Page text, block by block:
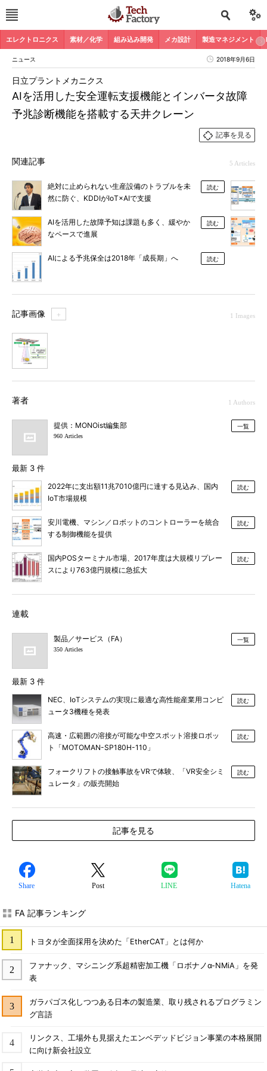
エレクトロニクス 素材／化学 組み込み開発 メカ設計 製造マネジメント
ニュース 2018年9月6日
AIを活用した安全運転支援機能とインバータ故障
予兆診断機能を搭載する天井クレーン
日立プラントメカニクス
記事を見る
関連記事 5 Articles
絶対に止められない生産設備のトラブルを未
然に防ぐ、KDDIがIoT×AIで支援
読む
AIを活用した故障予知は課題も多く、緩やか
なペースで進展
読む
AIによる予兆保全は2018年「成長期」へ 読む
記事画像 ＋ 1 Images
著者 1 Authors
提供：MONOist編集部
960 Articles
一覧
最新 3 件
2022年に支出額11兆7010億円に達する見込み、国内
IoT市場規模
読む
安川電機、マシン／ロボットのコントローラーを統合
する制御機能を提供
読む
国内POSターミナル市場、2017年度は大規模リプレー
スにより763億円規模に急拡大
読む
連載
製品／サービス（FA）
350 Articles
一覧
最新 3 件
NEC、IoTシステムの実現に最適な高性能産業用コンピ
ュータ3機種を発表
読む
高速・広範囲の溶接が可能な中空スポット溶接ロボッ
ト「MOTOMAN-SP180H-110」
読む
フォークリフトの接触事故をVRで体験、「VR安全シミ
ュレータ」の販売開始
読む
記事を見る
Share Post LINE Hatena
FA 記事ランキング
トヨタが全面採用を決めた「EtherCAT」とは何か
ファナック、マシニング系超精密加工機「ロボナノα-NMiA」を発
表
ガラパゴス化しつつある日本の製造業、取り残されるプログラミン
グ言語
リンクス、工場外も見据えたエンベデッドビジョン事業の本格展開
に向け新会社設立